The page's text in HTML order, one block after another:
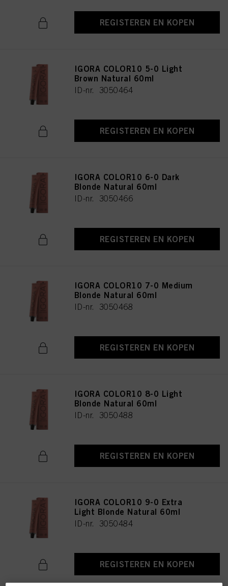
REGISTEREN EN KOPEN
IGORA COLOR10 5-0 Light
Brown Natural 60ml
ID-nr. 3050464
REGISTEREN EN KOPEN
IGORA COLOR10 6-0 Dark
Blonde Natural 60ml
ID-nr. 3050466
REGISTEREN EN KOPEN
IGORA COLOR10 7-0 Medium
Blonde Natural 60ml
ID-nr. 3050468
REGISTEREN EN KOPEN
IGORA COLOR10 8-0 Light
Blonde Natural 60ml
ID-nr. 3050488
REGISTEREN EN KOPEN
IGORA COLOR10 9-0 Extra
Light Blonde Natural 60ml
ID-nr. 3050484
REGISTEREN EN KOPEN